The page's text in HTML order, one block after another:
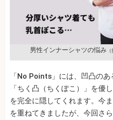
男性インナーシャツの悩み
「No Points」には、凹凸のあ
「ちく凸（ちくぽこ）」を優
を完全に隠してくれます。今
を重ねてきましたが、今回さ